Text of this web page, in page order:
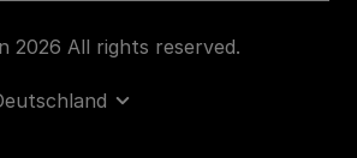
2026 All rights reserved.